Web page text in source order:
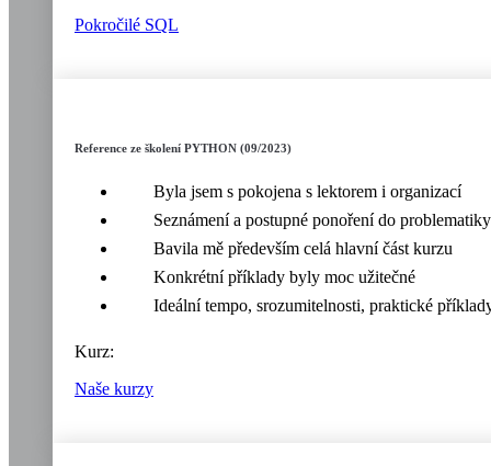
Pokročilé SQL
Reference ze školení PYTHON (09/2023)
Byla jsem s pokojena s lektorem i organizací
Seznámení a postupné ponoření do
Bavila mě především celá hlavní část kurzu
Konkrétní příklady byly moc užitečné
Ideální tempo, srozumitelnosti, praktické
Kurz:
Naše kurzy